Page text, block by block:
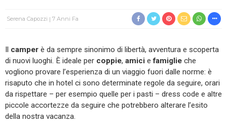
Serena Capozzi 7 Anni Fa
Il camper è da sempre sinonimo di libertà, avventura e scoperta
di nuovi luoghi. È ideale per coppie, amici efamiglie che
vogliono provare l’esperienza di un viaggio fuori dalle norme: è
risaputo che in hotel ci sono determinate regole da seguire, orari
da rispettare – per esempio quelle per i pasti – dress code e altre
piccole accortezze da seguire che potrebbero alterare l’esito
della nostra vacanza.